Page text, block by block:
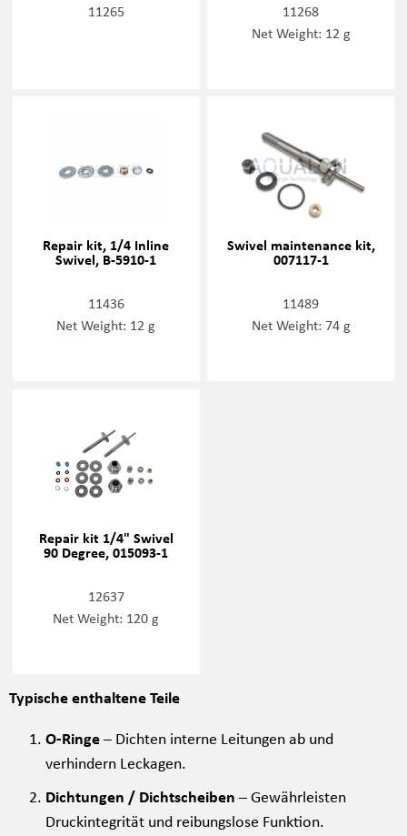
11265
11268
Net Weight: 12 g
Repair kit, 1/4 Inline
Swivel, B-5910-1
11436
Net Weight: 12 g
Swivel maintenance kit,
007117-1
11489
Net Weight: 74 g
Repair kit 1/4" Swivel
90 Degree, 015093-1
12637
Net Weight: 120 g
Typische enthaltene Teile
O-Ringe– Dichten interne Leitungen ab und
verhindern Leckagen.
Dichtungen / Dichtscheiben – Gewährleisten
Druckintegrität und reibungslose Funktion.